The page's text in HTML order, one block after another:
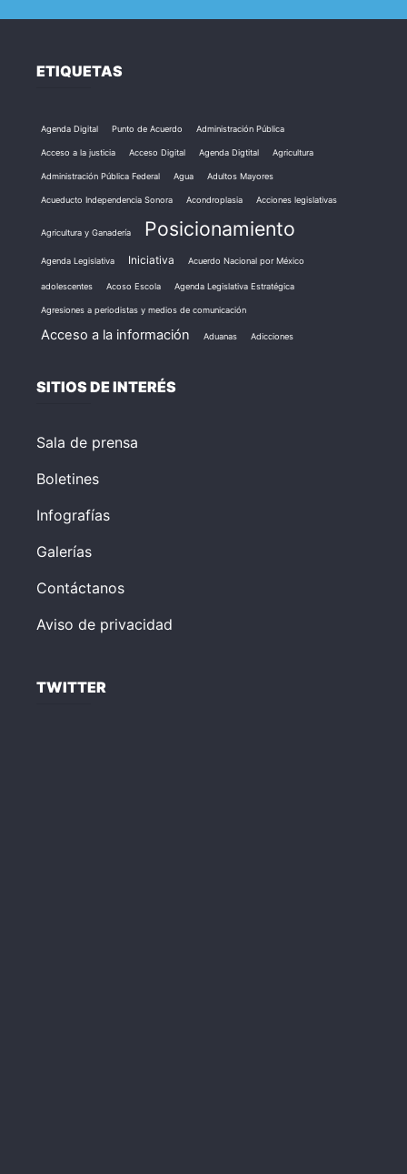
ETIQUETAS
Agenda Digital Punto de Acuerdo Administración Pública
Acceso a la justicia Acceso Digital Agenda Digtital Agricultura
Administración Pública Federal Agua Adultos Mayores
Acueducto Independencia Sonora Acondroplasia Acciones legislativas
Agricultura y Ganadería Posicionamiento
Agenda Legislativa Iniciativa Acuerdo Nacional por México
adolescentes Acoso Escola Agenda Legislativa Estratégica
Agresiones a periodistas y medios de comunicación
Acceso a la información Aduanas Adicciones
SITIOS DE INTERÉS
Sala de prensa
Boletines
Infografías
Galerías
Contáctanos
Aviso de privacidad
TWITTER